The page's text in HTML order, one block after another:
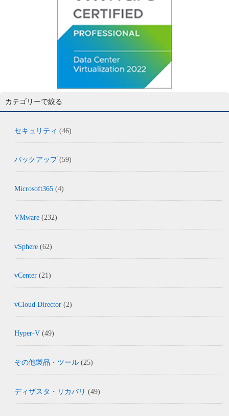
カテゴリーで絞る
セキュリティ (46)
バックアップ(59)
Microsoft365 (4)
VMware (232)
vSphere (62)
vCenter (21)
vCloud Director (2)
Hyper-V (49)
その他製品・ツール (25)
ディザスタ・リカバリ (49)